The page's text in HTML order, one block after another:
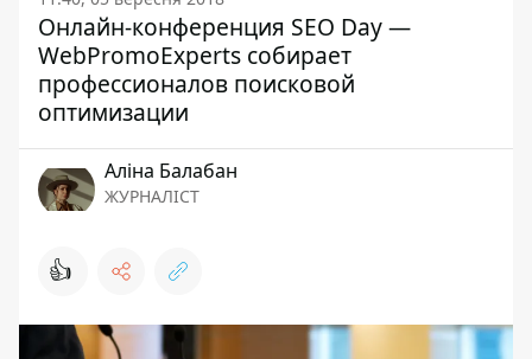
Онлайн-конференция SEO Day —
WebPromoExperts собирает
профессионалов поисковой
оптимизации
Аліна Балабан
ЖУРНАЛІСТ
👍